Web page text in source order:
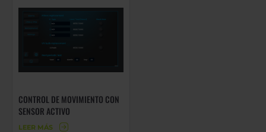
CONTROL DE MOVIMIENTO CON
SENSOR ACTIVO
LEER MÁS